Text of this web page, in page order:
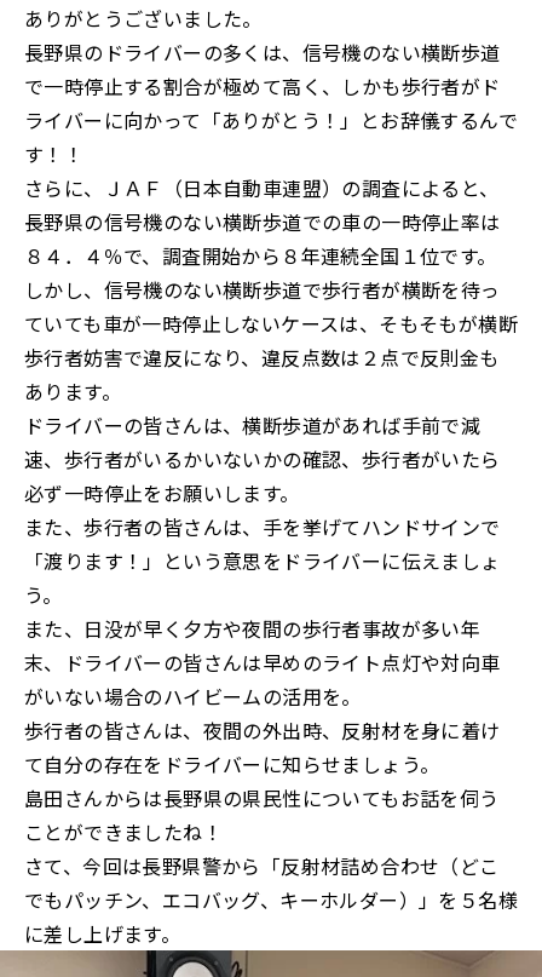
ありがとうございました。
長野県のドライバーの多くは、信号機のない横断歩道
で一時停止する割合が極めて高く、しかも歩行者がド
ライバーに向かって「ありがとう！」とお辞儀するんで
す！！
さらに、ＪＡＦ（日本自動車連盟）の調査によると、
長野県の信号機のない横断歩道での車の一時停止率は
８４．４％で、調査開始から８年連続全国１位です。
しかし、信号機のない横断歩道で歩行者が横断を待っ
ていても車が一時停止しないケースは、そもそもが横断
歩行者妨害で違反になり、違反点数は２点で反則金も
あります。
ドライバーの皆さんは、横断歩道があれば手前で減
速、歩行者がいるかいないかの確認、歩行者がいたら
必ず一時停止をお願いします。
また、歩行者の皆さんは、手を挙げてハンドサインで
「渡ります！」という意思をドライバーに伝えましょ
う。
また、日没が早く夕方や夜間の歩行者事故が多い年
末、ドライバーの皆さんは早めのライト点灯や対向車
がいない場合のハイビームの活用を。
歩行者の皆さんは、夜間の外出時、反射材を身に着け
て自分の存在をドライバーに知らせましょう。
島田さんからは長野県の県民性についてもお話を伺う
ことができましたね！
さて、今回は長野県警から「反射材詰め合わせ（どこ
でもパッチン、エコバッグ、キーホルダー）」を５名様
に差し上げます。